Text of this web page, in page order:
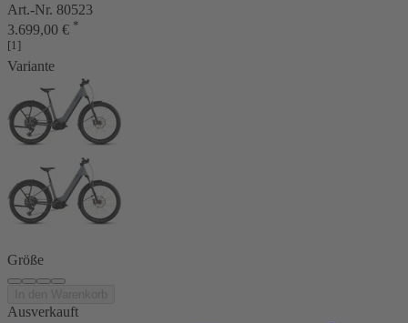
Art.-Nr. 80523
3.699,00 € *
[1]
Variante
Größe
Ausverkauft